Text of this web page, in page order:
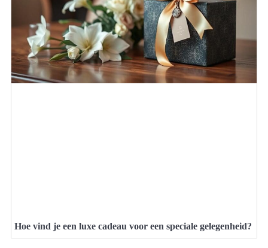
Hoe vind je een luxe cadeau voor een speciale gelegenheid?